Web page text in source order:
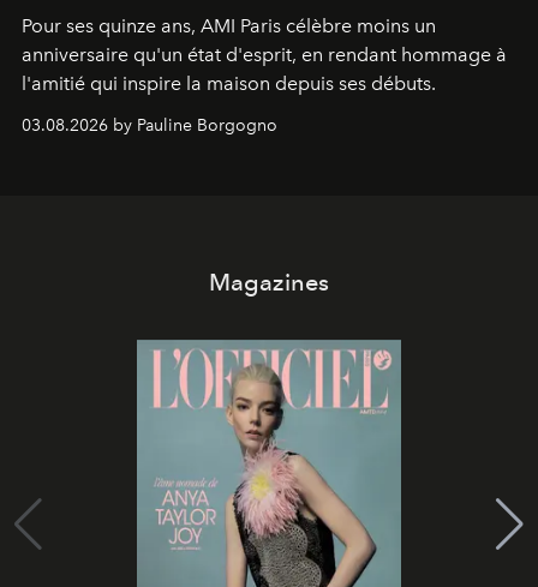
Pour ses quinze ans, AMI Paris célèbre moins un
anniversaire qu'un état d'esprit, en rendant hommage à
l'amitié qui inspire la maison depuis ses débuts.
03.08.2026 by Pauline Borgogno
Magazines